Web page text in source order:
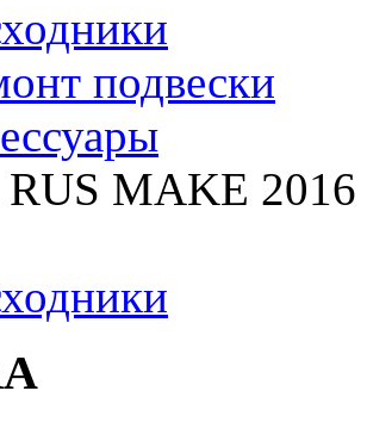
подвески
RUS MAKE 2016